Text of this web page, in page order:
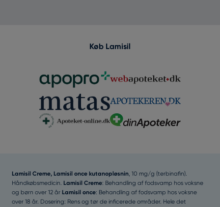
Køb Lamisil
Lamisil Creme, Lamisil once kutanopløsnin, 10 mg/g (terbinafin).
Håndkøbsmedicin. Lamisil Creme: Behandling af fodsvamp hos voksne
og børn over 12 år Lamisil once: Behandling af fodsvamp hos voksne
over 18 år. Dosering: Rens og tør de inficerede områder. Hele det